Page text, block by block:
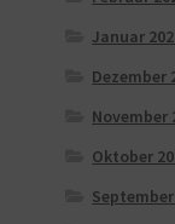
Januar
Dezember
November
Oktober